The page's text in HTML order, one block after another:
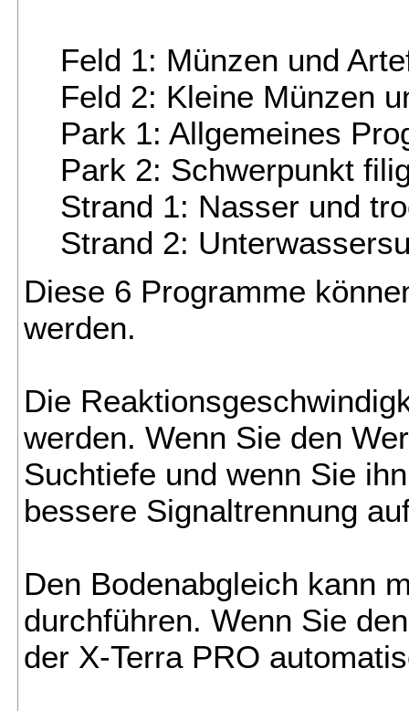
Feld 1: Münzen und
Feld 2: Kleine Münzen
Park 1: Allgemeines
Park 2: Schwerpunkt
Strand 1: Nasser und
Strand 2:
Diese 6 Programme
werden.
Die
werden. Wenn Sie den
Suchtiefe und wenn Sie
bessere Signaltrennung
Den Bodenabgleich kann
durchführen. Wenn Sie
der X-Terra PRO